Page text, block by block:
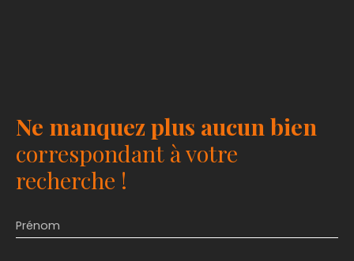
Ne manquez plus aucun bien
correspondant à votre
recherche !
Prénom